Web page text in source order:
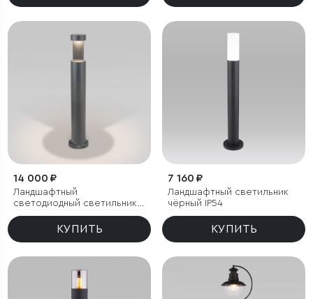
14 000 ₽
Ландшафтный
светодиодный светильник
Nimbus IP54
КУПИТЬ
7 160 ₽
Ландшафтный светильник
чёрный IP54
КУПИТЬ